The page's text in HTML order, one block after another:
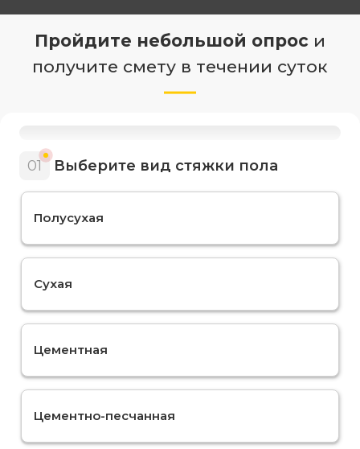
Пройдите небольшой опрос и
получите смету в течении суток
01 Выберите вид стяжки пола
Полусухая
Сухая
Цементная
Цементно-песчанная